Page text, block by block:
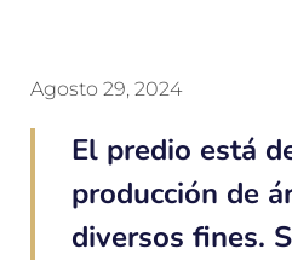
Agosto 29, 2024
El predio está
producción de
diversos fines.